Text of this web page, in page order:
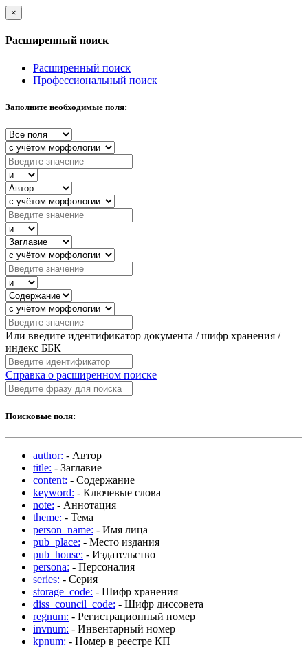
×
Расширенный поиск
Расширенный поиск
Профессиональный поиск
Заполните необходимые поля:
Или введите идентификатор документа / шифр хранения /
индекс ББК
Справка о расширенном поиске
Поисковые поля:
author: - Автор
title: - Заглавие
content: - Содержание
keyword: - Ключевые слова
note: - Аннотация
theme: - Тема
person_name: - Имя лица
pub_place: - Место издания
pub_house: - Издательство
persona: - Персоналия
series: - Серия
storage_code: - Шифр хранения
diss_council_code: - Шифр диссовета
regnum: - Регистрационный номер
invnum: - Инвентарный номер
kpnum: - Номер в реестре КП